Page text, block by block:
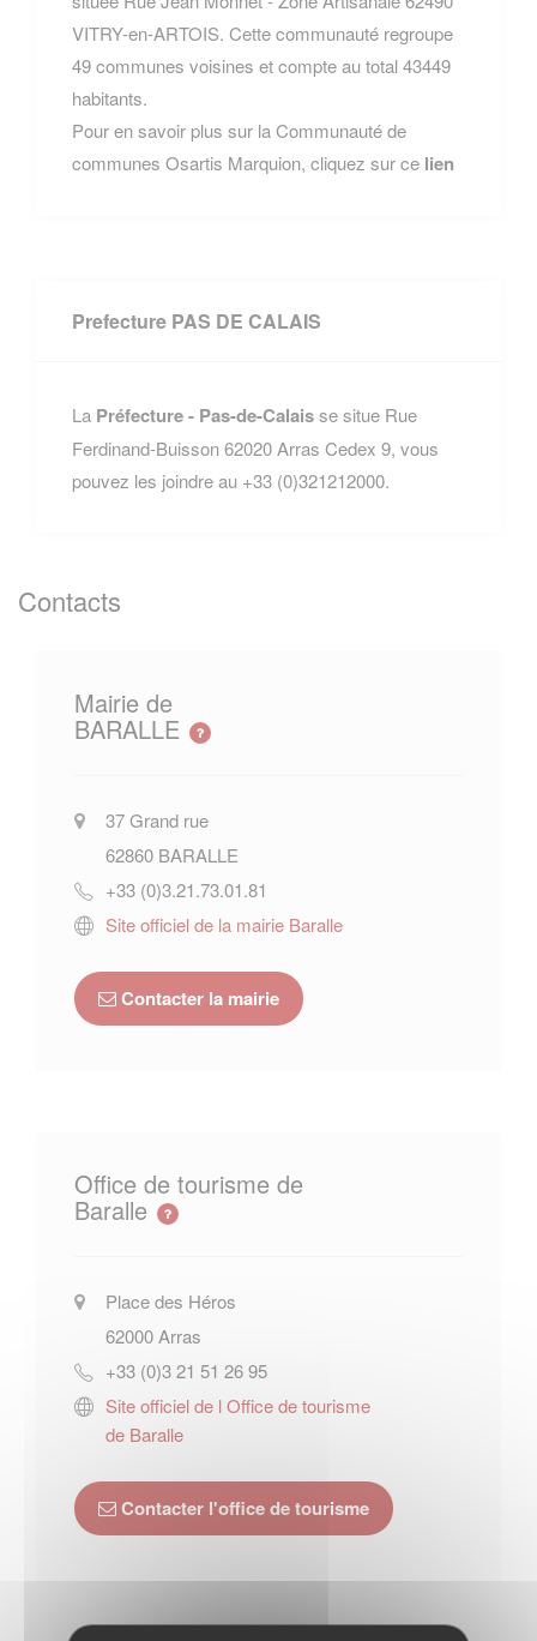
VITRY-en-ARTOIS. Cette communauté regroupe
49 communes voisines et compte au total 43449
habitants.
Pour en savoir plus sur la Communauté de
communes Osartis Marquion, cliquez sur ce lien
Prefecture PAS DE CALAIS
La Préfecture - Pas-de-Calaisse situe Rue
Ferdinand-Buisson 62020 Arras Cedex 9, vous
pouvez les joindre au +33 (0)321212000.
Contacts
Mairie de
BARALLE
37 Grand rue
62860 BARALLE
+33 (0)3.21.73.01.81
Site officiel de la mairie Baralle
Contacter la mairie
Office de tourisme de
Baralle
Place des Héros
62000Arras
+33 (0)3 21 51 26 95
Site officiel de l Office de tourisme
de Baralle
Contacter l'office de tourisme